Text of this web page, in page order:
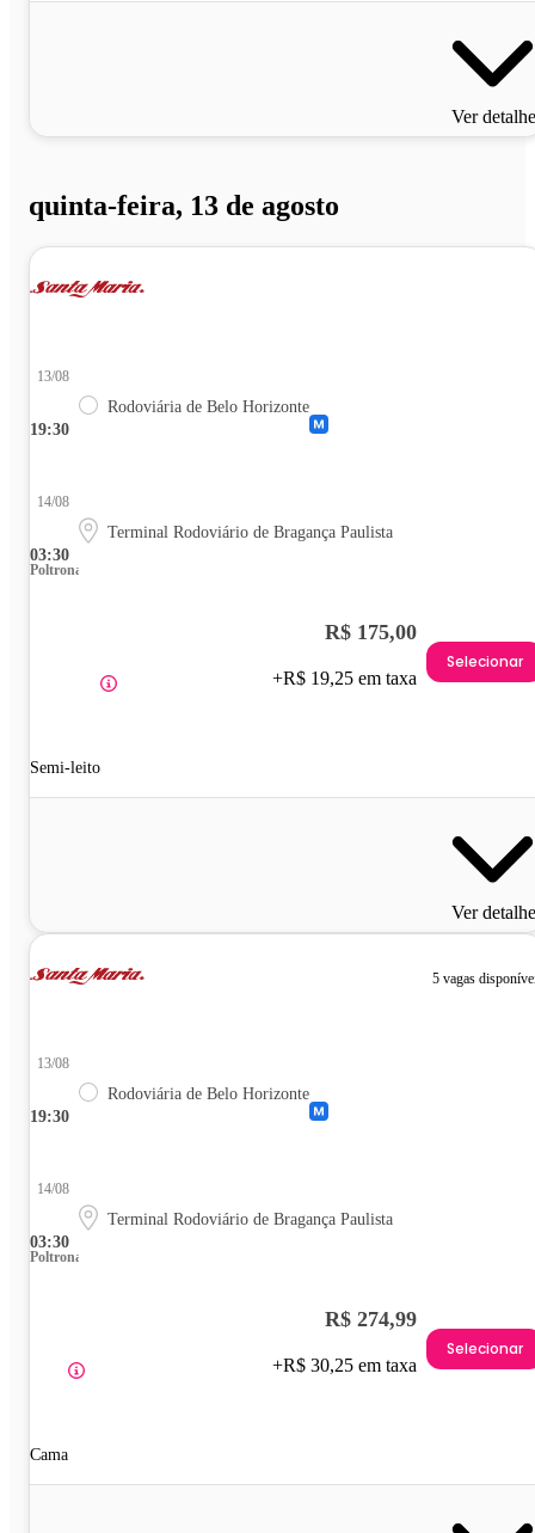
Ver
quinta-feira, 13 de agosto
19:30
13/08
Rodoviária de Belo Horizonte
03:30
14/08
Terminal Rodoviário de Bragança Paulista
Poltrona
Semi-leito
R$ 175,00
+R$ 19,25 em taxa
Selecionar
Ver
5 vagas
19:30
13/08
Rodoviária de Belo Horizonte
03:30
14/08
Terminal Rodoviário de Bragança Paulista
Poltrona
Cama
R$ 274,99
+R$ 30,25 em taxa
Selecionar